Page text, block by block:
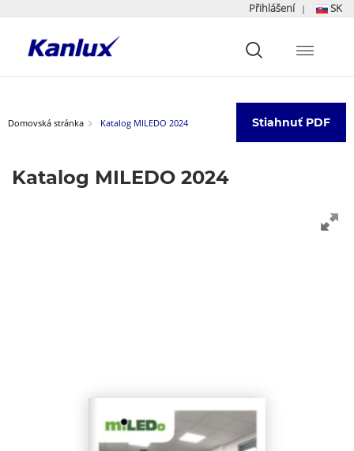
Přihlášení | SK
główna
Domovská stránka Katalog MILEDO 2024 Stiahnuť PDF
Katalog MILEDO 2024